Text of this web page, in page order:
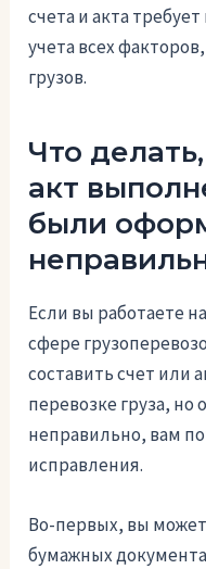
счета и акта
учета всех
грузов.
Что
акт
были
Если вы работаете
сфере
составить счет или
перевозке груза,
неправильно, вам
исправления.
Во-первых, вы
бумажных